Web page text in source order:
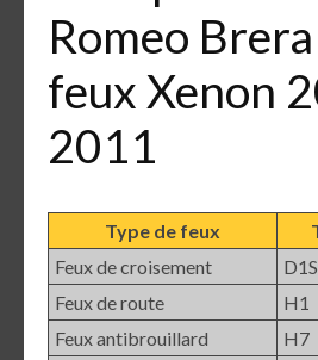
Romeo
feux Xenon
2011
Type de feux
Feux de croisement
Feux de route
H1
Feux antibrouillard
H7